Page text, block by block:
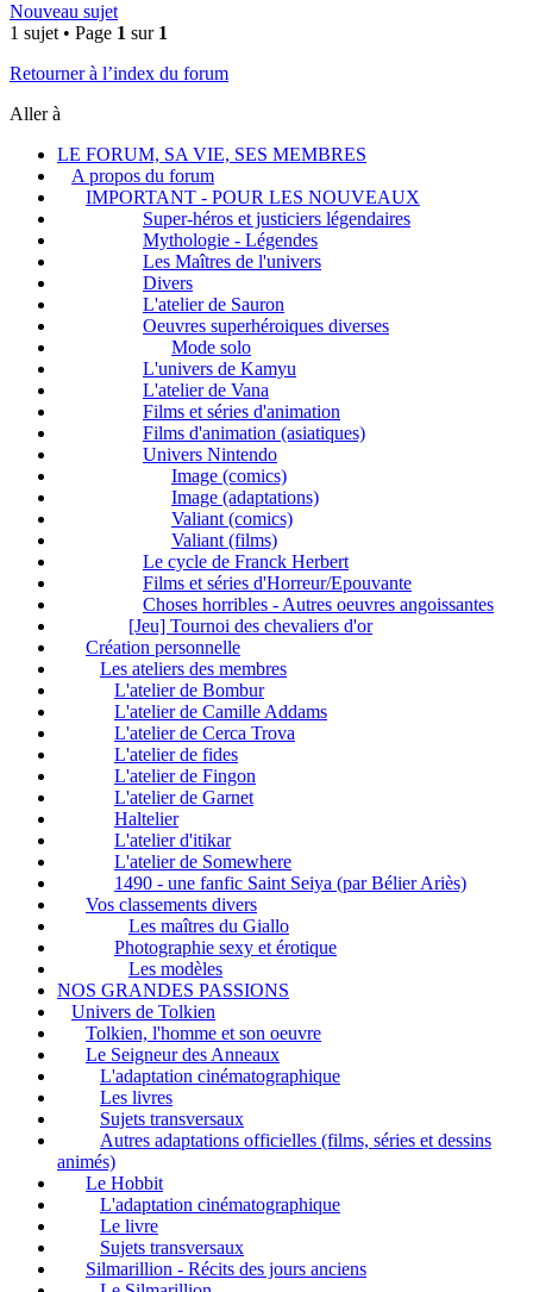
Nouveau sujet
1 sujet • Page 1 sur 1
Retourner à l’index du forum
Aller à
LE FORUM, SA VIE, SES MEMBRES
A propos du forum
IMPORTANT - POUR LES NOUVEAUX
Super-héros et justiciers légendaires
Mythologie - Légendes
Les Maîtres de l'univers
Divers
L'atelier de Sauron
Oeuvres superhéroiques diverses
Mode solo
L'univers de Kamyu
L'atelier de Vana
Films et séries d'animation
Films d'animation (asiatiques)
Univers Nintendo
Image (comics)
Image (adaptations)
Valiant (comics)
Valiant (films)
Le cycle de Franck Herbert
Films et séries d'Horreur/Epouvante
Choses horribles - Autres oeuvres angoissantes
[Jeu] Tournoi des chevaliers d'or
Création personnelle
Les ateliers des membres
L'atelier de Bombur
L'atelier de Camille Addams
L'atelier de Cerca Trova
L'atelier de fides
L'atelier de Fingon
L'atelier de Garnet
Haltelier
L'atelier d'itikar
L'atelier de Somewhere
1490 - une fanfic Saint Seiya (par Bélier Ariès)
Vos classements divers
Les maîtres du Giallo
Photographie sexy et érotique
Les modèles
NOS GRANDES PASSIONS
Univers de Tolkien
Tolkien, l'homme et son oeuvre
Le Seigneur des Anneaux
L'adaptation cinématographique
Les livres
Sujets transversaux
Autres adaptations officielles (films, séries et dessins
animés)
Le Hobbit
L'adaptation cinématographique
Le livre
Sujets transversaux
Silmarillion - Récits des jours anciens